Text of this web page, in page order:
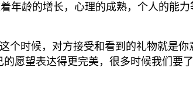
年龄的增长，心理的成熟，个人的能
个时候，对方接受和看到的礼物就是
愿望表达得更完美，很多时候我们要